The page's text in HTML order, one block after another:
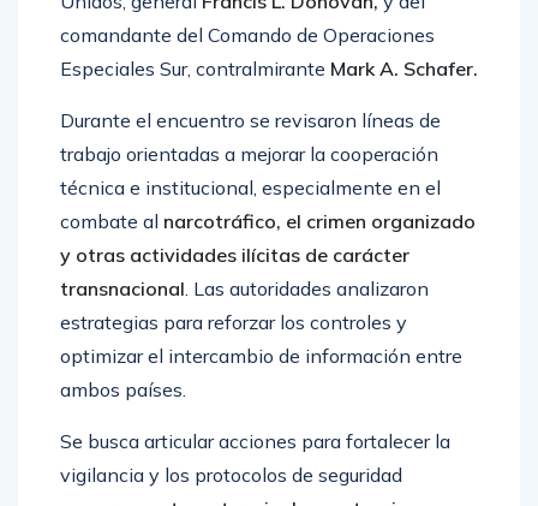
comandante del Comando de Operaciones
Especiales Sur, contralmirante Mark A. Schafer.
Durante el encuentro se revisaron líneas de
trabajo orientadas a mejorar la cooperación
técnica e institucional, especialmente en el
combate al narcotráfico, el crimen organizado
y otras actividades ilícitas de carácter
transnacional. Las autoridades analizaron
estrategias para reforzar los controles y
optimizar el intercambio de información entre
ambos países.
Se busca articular acciones para fortalecer la
vigilancia y los protocolos de seguridad